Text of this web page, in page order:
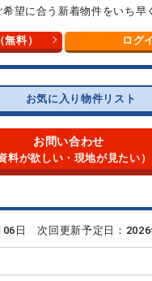
望に合う新着物件をいち早
料） ログ
お気に入り物件リスト
お問い合わせ
資料が欲しい・現地が見たい）
06日 次回更新予定日：2026